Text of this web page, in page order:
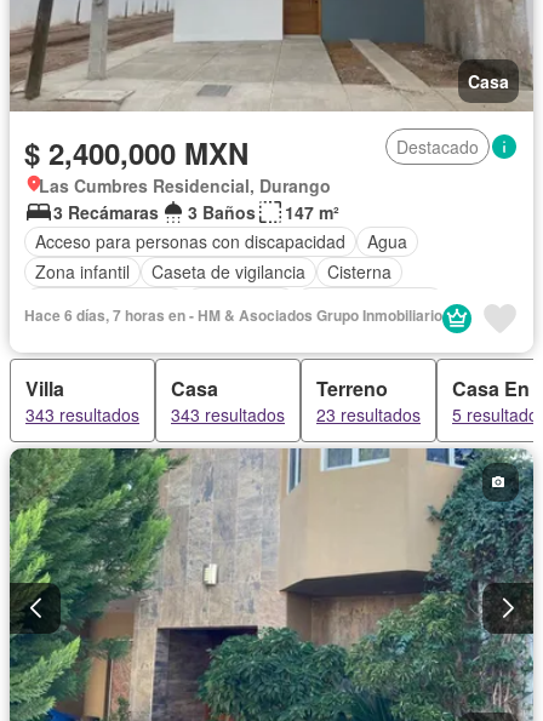
Casa
$ 2,400,000 MXN
Destacado
Las Cumbres Residencial, Durango
3 Recámaras
3 Baños
147 m²
Acceso para personas con discapacidad
Agua
Zona infantil
Caseta de vigilancia
Cisterna
Hace 6 días, 7 horas en - HM & Asociados Grupo Inmobiliario
Villa
343 resultados
Casa
343 resultados
Terreno
23 resultados
Casa En
5